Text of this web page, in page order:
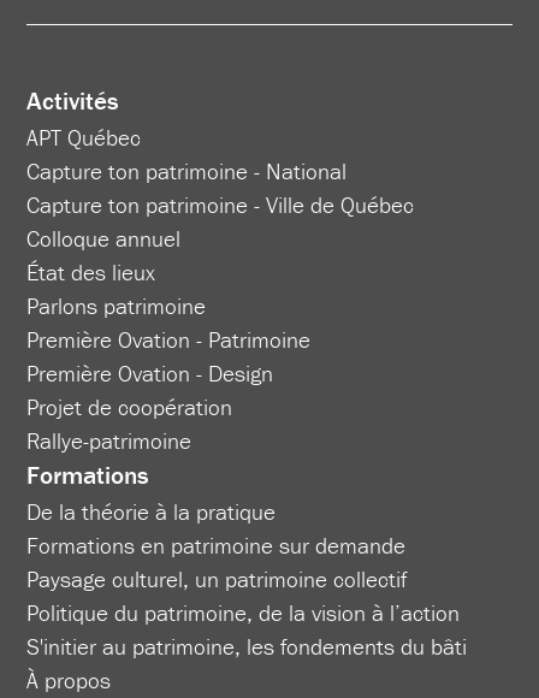
Activités
APT Québec
Capture ton patrimoine - National
Capture ton patrimoine - Ville de Québec
Colloque annuel
État des lieux
Parlons patrimoine
Première Ovation - Patrimoine
Première Ovation - Design
Projet de coopération
Rallye-patrimoine
Formations
De la théorie à la pratique
Formations en patrimoine sur demande
Paysage culturel, un patrimoine collectif
Politique du patrimoine, de la vision à l’action
S'initier au patrimoine, les fondements du bâti
À propos